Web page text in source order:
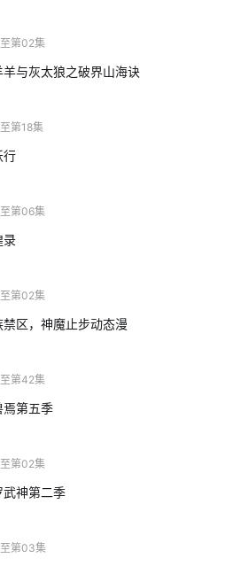
第02集
羊与灰太狼之破界山海诀
第18集
行
第06集
录
第02集
禁区，神魔止步动态漫
第42集
焉第五季
第02集
武神第二季
第03集